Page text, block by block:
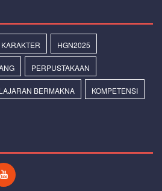
HGN2025
PERPUSTAKAAN
BERMAKNA KOMPETENSI